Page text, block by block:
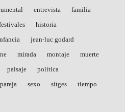
entrevista
familia
historia
jean-luc godard
mirada montaje
muerte
paisaje
política
sexo sitges
tiempo